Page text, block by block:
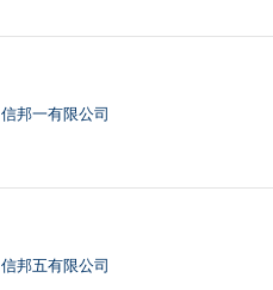
信邦一有限公司
信邦五有限公司